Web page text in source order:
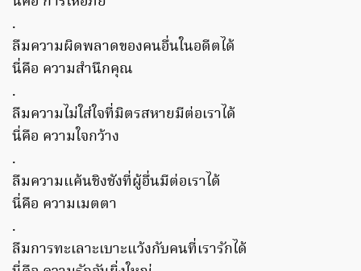
.
ลืมความผิดพลาดของคนอื่นในอดีตได้
นี่คือ ความสำนึกคุณ
.
ลืมความไม่ใส่ใจที่มิตรสหายมีต่อเราได้
นี่คือ ความใจกว้าง
.
ลืมความแค้นชิงชังที่ผู้อื่นมีต่อเราได้
นี่คือ ความเมตตา
.
ลืมการทะเลาะเบาะแว้งกับคนที่เรารักได้